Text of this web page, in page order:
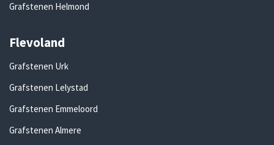
Grafstenen Helmond
Flevoland
Grafstenen Urk
Grafstenen Lelystad
Grafstenen Emmeloord
Grafstenen Almere